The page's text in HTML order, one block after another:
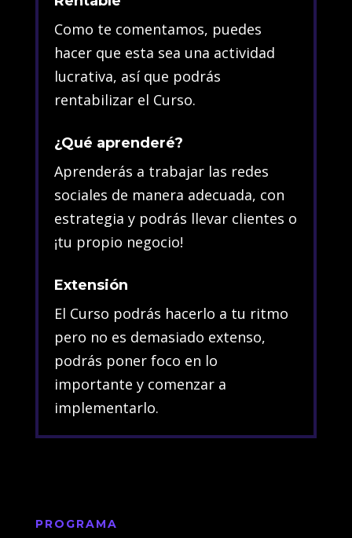
Como te comentamos, puedes
hacer que esta sea una actividad
lucrativa, así que podrás
rentabilizar el Curso.
¿Qué aprenderé?
Aprenderás a trabajar las redes
sociales de manera adecuada, con
estrategia y podrás llevar clientes o
¡tu propio negocio!
Extensión
El Curso podrás hacerlo a tu ritmo
pero no es demasiado extenso,
podrás poner foco en lo
importante y comenzar a
implementarlo.
PROGRAMA